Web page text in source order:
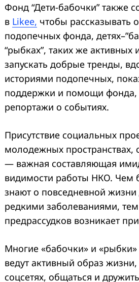
Фонд “Дети-бабочки” также
в Likee, чтобы рассказывать
подопечных фонда,
“рыбках”, таких же активных
запускать добрые тренды,
историями подопечных,
поддержки и помощи фонда,
репортажи о событиях.
Присутствие социальных
молодежных
— важная составляющая
видимости работы НКО. Чем
знают о повседневной жизни
редкими заболеваниями,
предрассудков возникает
Многие «бабочки» и
ведут активный образ
соцсетях, общаться и